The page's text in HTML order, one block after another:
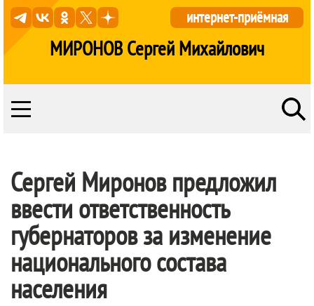
МИРОНОВ Сергей Михайлович
интернет-приёмная
Сергей Миронов предложил
ввести ответственность
губернаторов за изменение
национального состава
населения